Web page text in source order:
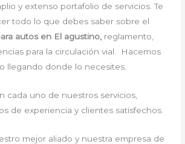
y extenso portafolio de servicios. Te
todo lo que debes saber sobre el
autos en El agustino, reglamento,
para la circulación vial. Hacemos
llegando donde lo necesites.
cada uno de nuestros servicios,
de experiencia y clientes satisfechos.
mejor aliado y nuestra empresa de